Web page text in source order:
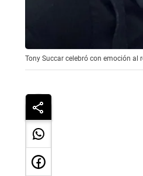
Tony Succar celebró con emoción